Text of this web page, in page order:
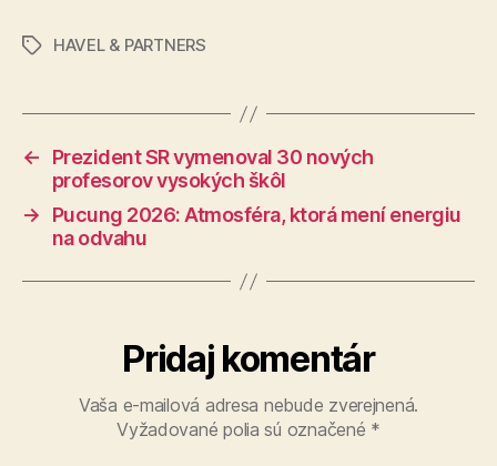
ZnačkyHAVEL & PARTNERS
←
Prezident SR vymenoval 30 nových
profesorov vysokých škôl
→
Pucung 2026: Atmosféra, ktorá mení energiu
na odvahu
Pridaj komentár
Vaša e-mailová adresa nebude zverejnená.
Vyžadované polia sú označené *